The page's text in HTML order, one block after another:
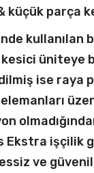
küçük parça
kullanılan
üniteye
ise raya
Ekstra işçilik
ve